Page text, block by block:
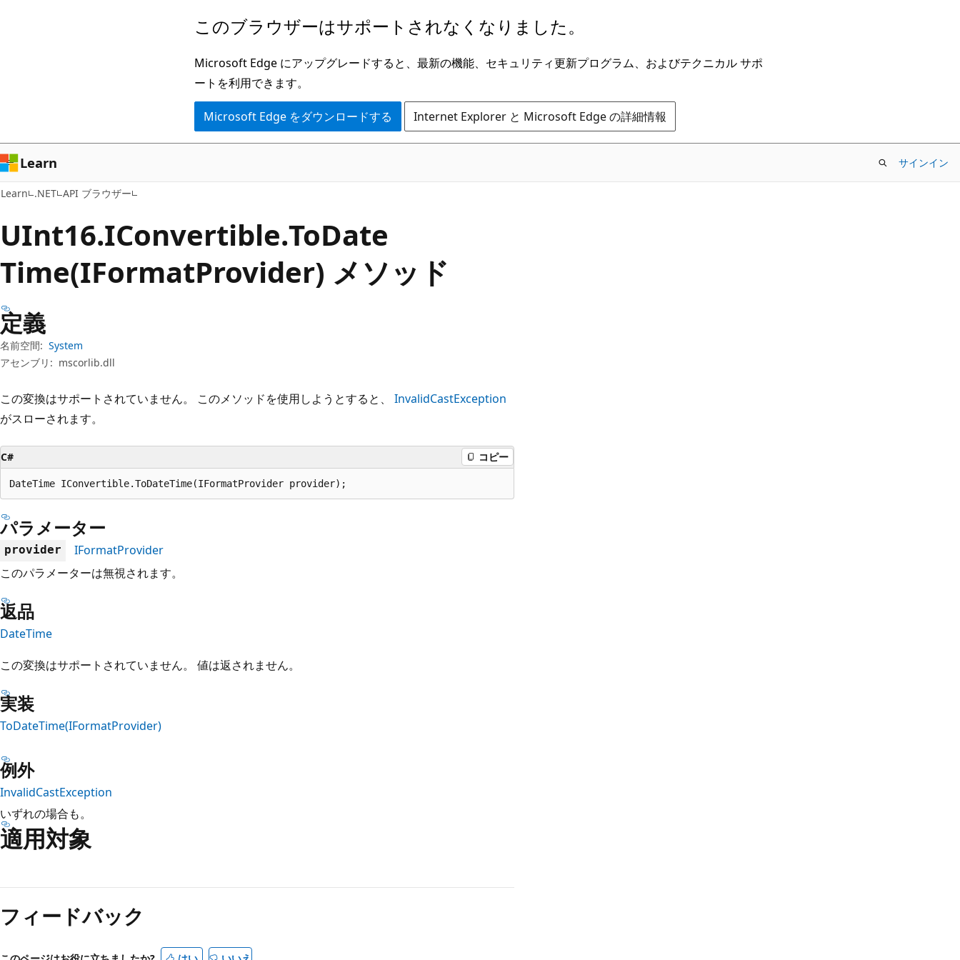
ン
ツ
に
ス
ッ
プ
ゲ
ー
シ
ョ
に
ス
キ
プ
このブラウザーはサポートされなくなりました。
Microsoft Edge にアップグレードすると、最新の機能、セキュリティ更新プログラム、およびテクニカル サポ
ートを利用できます。
Microsoft Edge をダウンロードする Internet Explorer と Microsoft Edge の詳細情報
Learn サインイン
Learn .NET API ブラウザー
UInt16.IConvertible.ToDate
Time(IFormatProvider) メソッド
定義
名前空間: System
アセンブリ: mscorlib.dll
この変換はサポートされていません。 このメソッドを使用しようとすると、 InvalidCastException
がスローされます。
C# コピー
DateTime IConvertible.ToDateTime(IFormatProvider provider);
パラメーター
provider
IFormatProvider
このパラメーターは無視されます。
返品
DateTime
この変換はサポートされていません。 値は返されません。
実装
ToDateTime(IFormatProvider)
例外
InvalidCastException
いずれの場合も。
適用対象
み
取
モ
フィードバック